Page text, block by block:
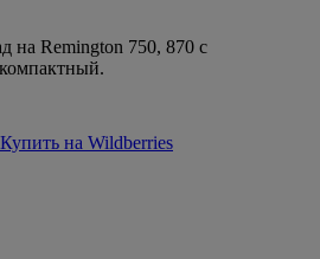
на Remington 750, 870 с
Купить на Wildberries